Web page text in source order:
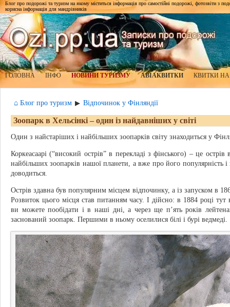
Блог про подорожі та туризм на якому міститься інформація про самостійні подорожі, фотозвіти з
корисна інформація для мандрівників
ГОЛОВНА ІНФО НОВИНИ ТУРИЗМУ АВІАКВИТКИ КВИТКИ
⌂ Блог про туризм ▶ Відпочинок у Фінляндії
Зоопарк в Хельсінкі – один із найдавніших у світі
Один з найстаріших і найбільших зоопарків світу знаходиться у
Коркеасаарі (“високий острів” в перекладі з фінського) – це
найбільших зоопарків нашої планети, а вже про його популярність
доводиться.
Острів здавна був популярним місцем відпочинку, а із запуском в
Розвиток цього місця став питанням часу. І дійсно: в 1884 році тут
ви можете пообідати і в наші дні, а через ще п’ять років
заснований зоопарк. Першими в ньому оселилися білі і бурі ведмеді.